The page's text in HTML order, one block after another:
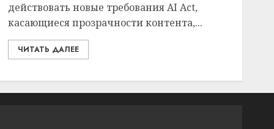
действовать новые требования AI Act,
касающиеся прозрачности контента,...
ЧИТАТЬ ДАЛЕЕ